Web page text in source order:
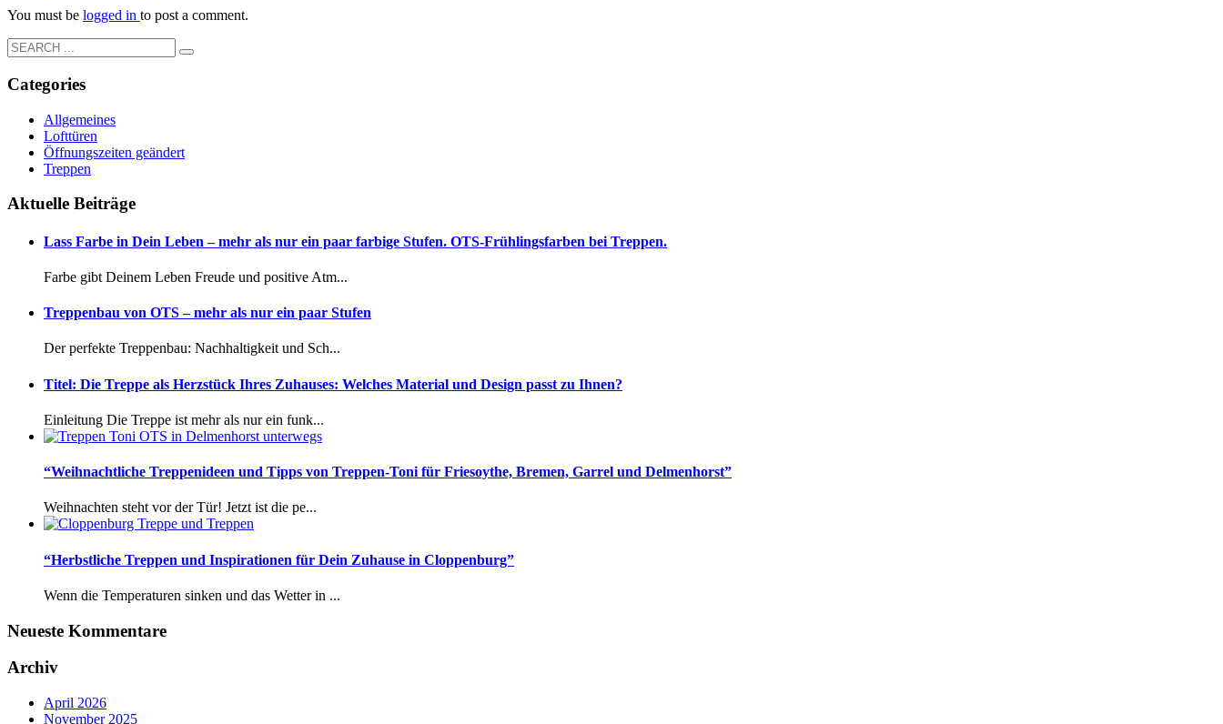
You must be logged in to post a comment.
Categories
Allgemeines
Lofttüren
Öffnungszeiten geändert
Treppen
Aktuelle Beiträge
Lass Farbe in Dein Leben – mehr als nur ein paar farbige Stufen. OTS-Frühlingsfarben bei Treppen.
Farbe gibt Deinem Leben Freude und positive Atm...
Treppenbau von OTS – mehr als nur ein paar Stufen
Der perfekte Treppenbau: Nachhaltigkeit und Sch...
Titel: Die Treppe als Herzstück Ihres Zuhauses: Welches Material und Design passt zu Ihnen?
Einleitung Die Treppe ist mehr als nur ein funk...
“Weihnachtliche Treppenideen und Tipps von Treppen-Toni für Friesoythe, Bremen, Garrel und Delmenhorst”
Weihnachten steht vor der Tür! Jetzt ist die pe...
“Herbstliche Treppen und Inspirationen für Dein Zuhause in Cloppenburg”
Wenn die Temperaturen sinken und das Wetter in ...
Neueste Kommentare
Archiv
April 2026
November 2025